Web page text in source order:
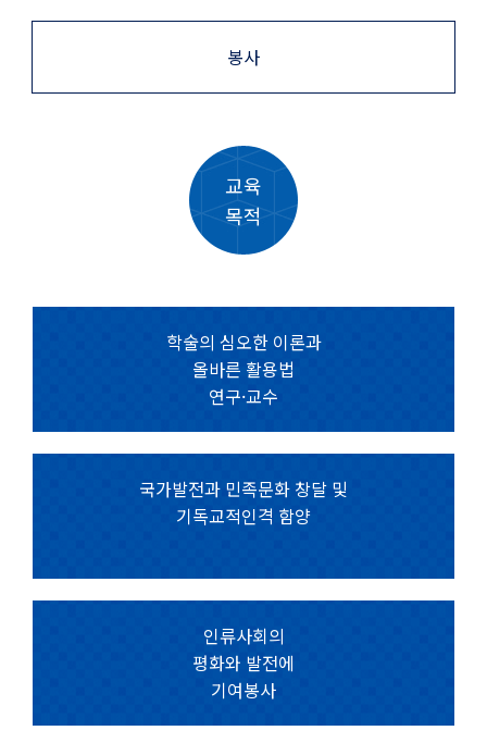
봉사
교육
목적
학술의 심오한 이론과
올바른 활용법
연구·교수
국가발전과 민족문화 창달 및
기독교적인격 함양
인류사회의
평화와 발전에
기여봉사